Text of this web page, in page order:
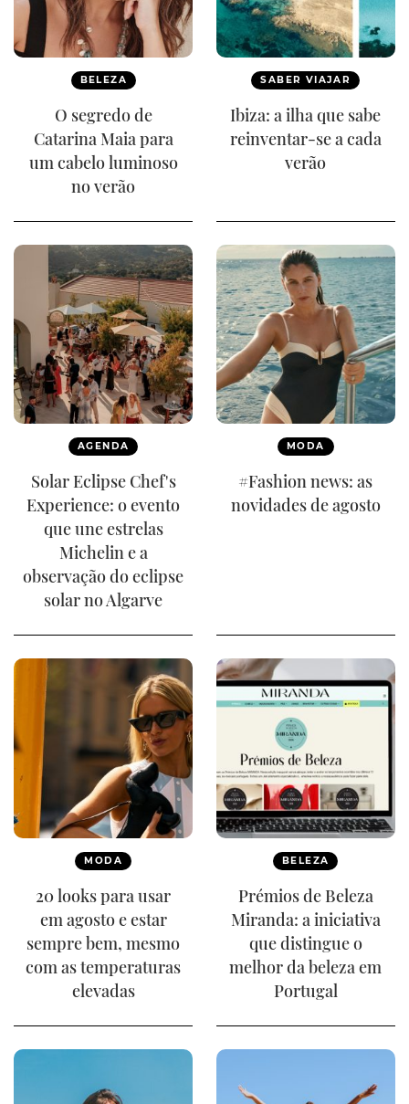
BELEZA
O segredo de
Catarina Maia para
um cabelo luminoso
no verão
SABER VIAJAR
Ibiza: a ilha que sabe
reinventar-se a cada
verão
AGENDA
Solar Eclipse Chef's
Experience: o evento
que une estrelas
Michelin e a
observação do eclipse
solar no Algarve
MODA
#Fashion news: as
novidades de agosto
MODA
20 looks para usar
em agosto e estar
sempre bem, mesmo
com as temperaturas
elevadas
BELEZA
Prémios de Beleza
Miranda: a iniciativa
que distingue o
melhor da beleza em
Portugal